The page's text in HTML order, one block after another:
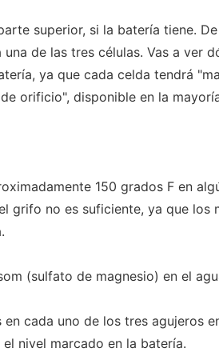
superior, si la batería tiene.
de las tres células. Vas a ver
ya que cada celda tendrá
orificio", disponible en la
150 grados F en
grifo no es suficiente, ya que los
(sulfato de magnesio) en el
cada uno de los tres agujeros
nivel marcado en la batería.